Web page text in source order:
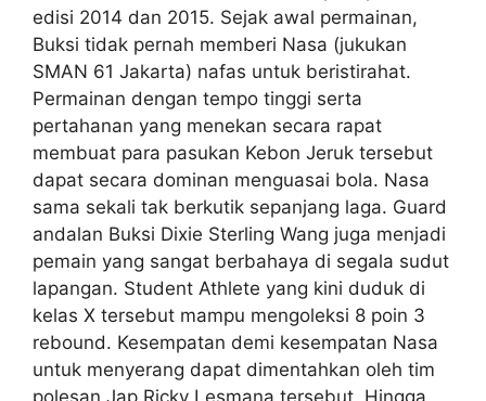
edisi 2014 dan 2015. Sejak awal permainan,
Buksi tidak pernah memberi Nasa (jukukan
SMAN 61 Jakarta) nafas untuk beristirahat.
Permainan dengan tempo tinggi serta
pertahanan yang menekan secara rapat
membuat para pasukan Kebon Jeruk tersebut
dapat secara dominan menguasai bola. Nasa
sama sekali tak berkutik sepanjang laga. Guard
andalan Buksi Dixie Sterling Wang juga menjadi
pemain yang sangat berbahaya di segala sudut
lapangan. Student Athlete yang kini duduk di
kelas X tersebut mampu mengoleksi 8 poin 3
rebound. Kesempatan demi kesempatan Nasa
untuk menyerang dapat dimentahkan oleh tim
polesan Jap Ricky Lesmana tersebut. Hingga